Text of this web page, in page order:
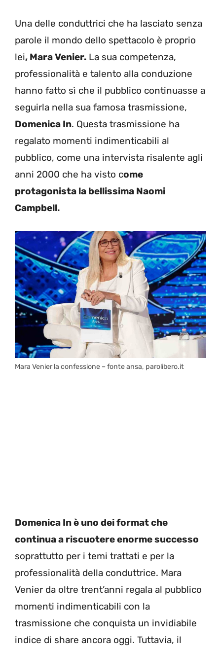
Una delle conduttrici che ha lasciato senza
parole il mondo dello spettacolo è proprio
lei, Mara Venier. La sua competenza,
professionalità e talento alla conduzione
hanno fatto sì che il pubblico continuasse a
seguirla nella sua famosa trasmissione,
Domenica In. Questa trasmissione ha
regalato momenti indimenticabili al
pubblico, come una intervista risalente agli
anni 2000 che ha visto come
protagonista la bellissima Naomi
Campbell.
Mara Venier la confessione – fonte ansa, parolibero.it
Domenica In è uno dei format che
continua a riscuotere enorme successo
soprattutto per i temi trattati e per la
professionalità della conduttrice. Mara
Venier da oltre trent’anni regala al pubblico
momenti indimenticabili con la
trasmissione che conquista un invidiabile
indice di share ancora oggi. Tuttavia, il